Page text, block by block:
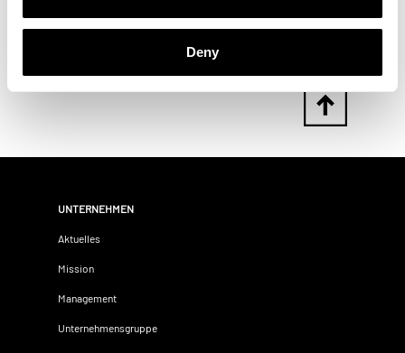
Deny
USB-Stick bitte am PC neu in diesem System.
UNTERNEHMEN
Aktuelles
Mission
Management
Unternehmensgruppe